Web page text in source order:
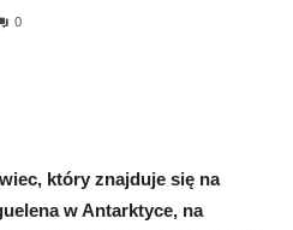
0
który znajduje się na
w Antarktyce, na